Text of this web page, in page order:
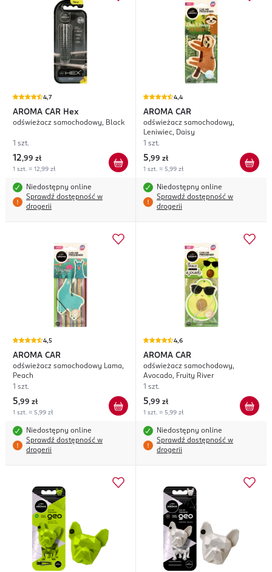
4,7
AROMA CAR Hex
odświeżacz samochodowy, Black
1 szt.
12,99 zł
1 szt. = 12,99 zł
Niedostępny online
Sprawdź dostępność w
drogerii
4,4
AROMA CAR
odświeżacz samochodowy,
Leniwiec, Daisy
1 szt.
5,99 zł
1 szt. = 5,99 zł
Niedostępny online
Sprawdź dostępność w
drogerii
4,5
AROMA CAR
odświeżacz samochodowy Lama,
Peach
1 szt.
5,99 zł
1 szt. = 5,99 zł
Niedostępny online
Sprawdź dostępność w
drogerii
4,6
AROMA CAR
odświeżacz samochodowy,
Avocado, Fruity River
1 szt.
5,99 zł
1 szt. = 5,99 zł
Niedostępny online
Sprawdź dostępność w
drogerii